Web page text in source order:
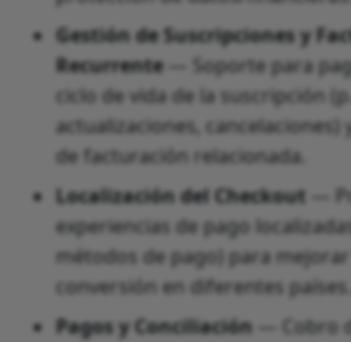
Gestión de Suscripciones y
Recurrente— Soporte para
ciclo de vida de la suscripción
actualizaciones, cancelaciones)
de facturación relacionada.
Localización del Checkout —
experiencias de pago
métodos de pago) para
conversión en diferentes países.
Pagos y Conciliación — Cobro